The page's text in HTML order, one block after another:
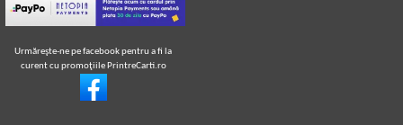
Urmăreşte-ne pe facebook pentru a fi la
curent cu promoţiile PrintreCarti.ro